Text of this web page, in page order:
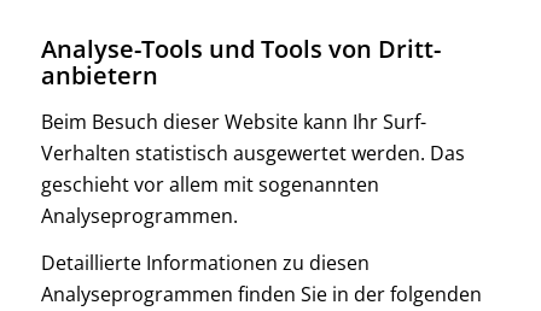
Analyse-Tools und Tools von Dritt­
anbietern
Beim Besuch dieser Website kann Ihr Surf-
Verhalten statistisch ausgewertet werden. Das
geschieht vor allem mit sogenannten
Analyseprogrammen.
Detaillierte Informationen zu diesen
Analyseprogrammen finden Sie in der folgenden